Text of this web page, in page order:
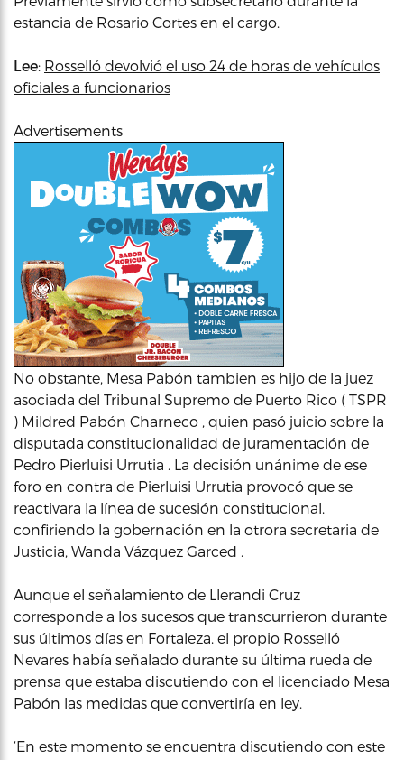
estancia de Rosario Cortes en el cargo.
Lee: Rosselló devolvió el uso 24 de horas de vehículos
oficiales a funcionarios
Advertisements
No obstante, Mesa Pabón tambien es hijo de la juez
asociada del Tribunal Supremo de Puerto Rico ( TSPR
) Mildred Pabón Charneco , quien pasó juicio sobre la
disputada constitucionalidad de juramentación de
Pedro Pierluisi Urrutia . La decisión unánime de ese
foro en contra de Pierluisi Urrutia provocó que se
reactivara la línea de sucesión constitucional,
confiriendo la gobernación en la otrora secretaria de
Justicia, Wanda Vázquez Garced .
Aunque el señalamiento de Llerandi Cruz
corresponde a los sucesos que transcurrieron durante
sus últimos días en Fortaleza, el propio Rosselló
Nevares había señalado durante su última rueda de
prensa que estaba discutiendo con el licenciado Mesa
Pabón las medidas que convertiría en ley.
‘En este momento se encuentra discutiendo con este